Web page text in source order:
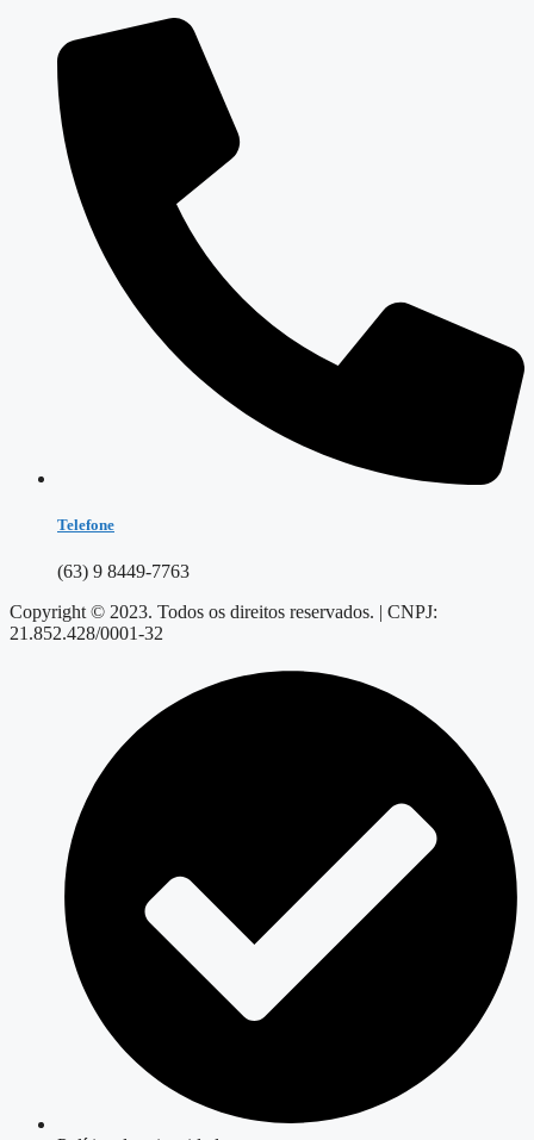
Telefone
(63) 9 8449-7763
Copyright © 2023. Todos os direitos reservados. | CNPJ:
21.852.428/0001-32